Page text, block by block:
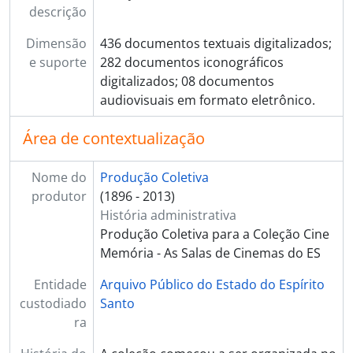
[Dossiê] BR ESAPEES BR ESAPEES CINE.78.CAR - Teatro Carlos Gomes, 1925-1934
descrição
Dimensão
e suporte
436 documentos textuais digitalizados;
282 documentos iconográficos
digitalizados; 08 documentos
audiovisuais em formato eletrônico.
Área de contextualização
Nome do
produtor
Produção Coletiva
(1896 - 2013)
História administrativa
Produção Coletiva para a Coleção Cine
Memória - As Salas de Cinemas do ES
Entidade
custodiado
ra
Arquivo Público do Estado do Espírito
Santo